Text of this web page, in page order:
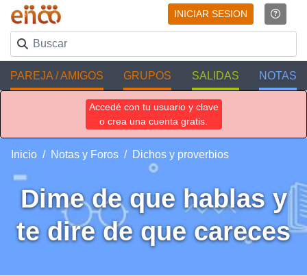
INICIAR SESION
PAREJA / AMIGOS GRUPOS SALIDAS NOTAS
Accedé con tu usuario y clave
o crea una cuenta gratis.
Inicio Notas y Foros Dichos y proverbios
Dime de que hablas y
te dire de que careces